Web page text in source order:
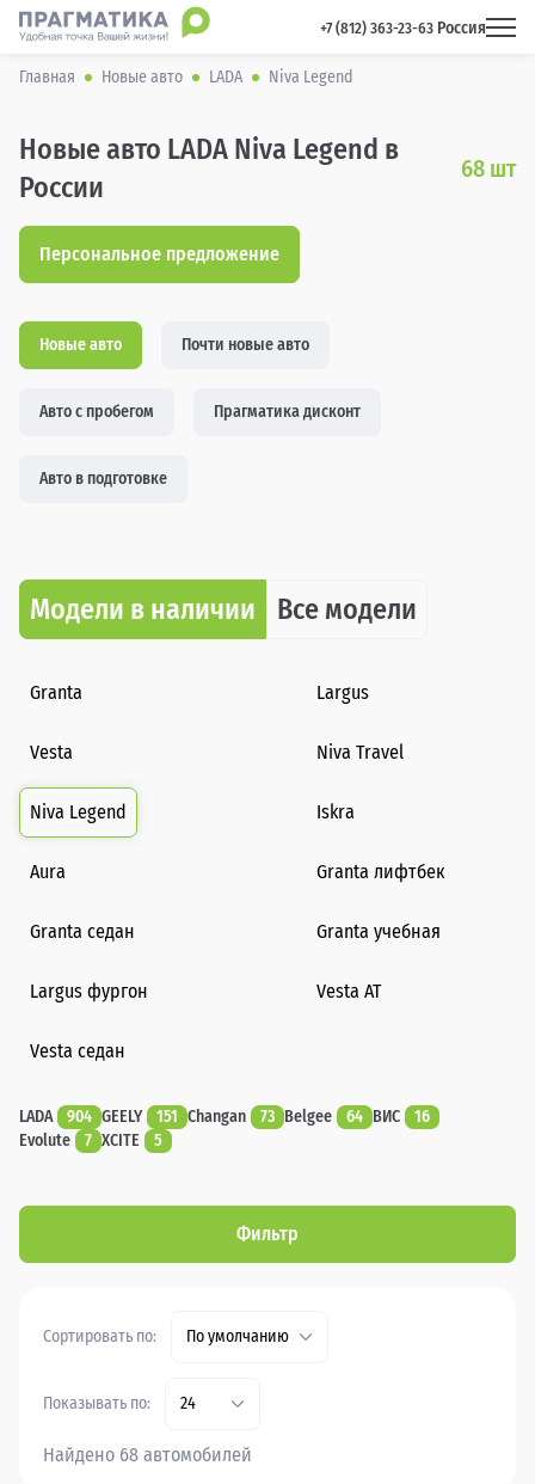
+7 (812) 363-23-63 Россия
Главная Новые авто LADA Niva Legend
Новые авто LADA Niva Legend в
России
68 шт
Персональное предложение
Новые авто Почти новые авто
Авто с пробегом Прагматика дисконт
Авто в подготовке
Модели в наличии Все модели
Granta Largus
Vesta Niva Travel
Niva Legend Iskra
Aura Granta лифтбек
Granta седан Granta учебная
Largus фургон Vesta AT
Vesta седан
LADA 904 GEELY 151 Changan 73 Belgee 64 ВИС
16
Evolute
7 XCITE 5
Фильтр
Сортировать по: По умолчанию
Показывать по: 24
Найдено 68 автомобилей